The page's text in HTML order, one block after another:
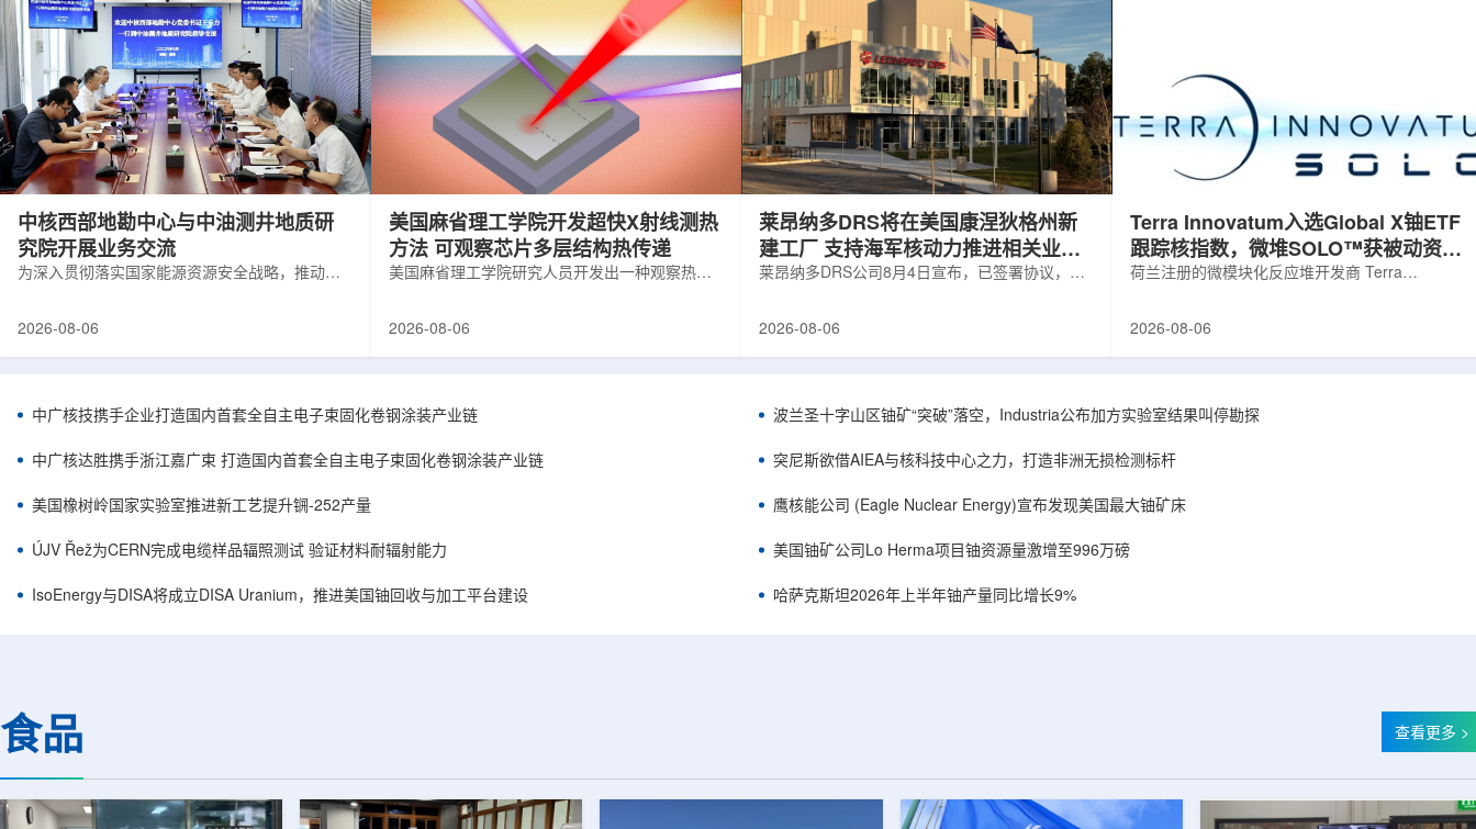
中核西部地勘中心与中油测井地质研
究院开展业务交流
为深入贯彻落实国家能源资源安全战略，推动油
地质研究院，开展专项技术交流研讨。会上，中
内油气测井成套装备、井下探测、岩石物理实
验、智能测井解释、深井探测及多源地质数据解
析等成熟技术体系，并结合实战案例分享了含油
气盆地铀矿勘查经验。王乐力介绍了西部中...
2026-08-06
美国麻省理工学院开发超快X射线测热
方法 可观察芯片多层结构热传递
美国麻省理工学院研究人员开发出一种观察热量
寸不断缩小、功率密度持续提高，器件过热正成
在面对真实电子器件的多层结构时存在局限，例
如常用的时域热反射法难以区分不同材料层中的
热传输情况，红外成像等方法也难以在微小尺度
上捕捉快速变化。为解决这一问题...
2026-08-06
莱昂纳多DRS将在美国康涅狄格州新
建工厂 支持海军核动力推进相关业务
增长
莱昂纳多DRS公司8月4日宣布，已签署协议，将
并为公司在核能领域的后续增长提供空间和基础
尔德帕克里奇路120号，占地约14.1087万平方英
尺。工厂建成后，将整合目前分布在康涅狄格州
丹伯里和贝瑟尔三个地点的业务。该设施预计于
2027年初投入使用，若最终设计和租户装修工...
2026-08-06
Terra Innovatum入选Global X铀ETF
跟踪核指数，微堆SOLO™获被动资金
曝光
荷兰注册的微模块化反应堆开发商 Terra
Arca: URA，资管超50亿美元)的跟踪基准，本次
CEO Alessandro Petruzzi 称，这使被动/主题投
资者可通过指数直接触达其 SOLO™ 微堆故事，
与 Cameco、Kazatomprom、Centrus、Oklo、
NuScale、X-energy、三菱重...
2026-08-06
中广核技携手企业打造国内首套全自主电子束固化卷钢涂装产业链
中广核达胜携手浙江嘉广束 打造国内首套全自主电子束固化卷钢涂装产业链
美国橡树岭国家实验室推进新工艺提升锎-252产量
ÚJV Řež为CERN完成电缆样品辐照测试 验证材料耐辐射能力
IsoEnergy与DISA将成立DISA Uranium，推进美国铀回收与加工平台建设
波兰圣十字山区铀矿“突破”落空，Industria公布加方实验室结果叫停勘探
突尼斯欲借AIEA与核科技中心之力，打造非洲无损检测标杆
鹰核能公司 (Eagle Nuclear Energy)宣布发现美国最大铀矿床
美国铀矿公司Lo Herma项目铀资源量激增至996万磅
哈萨克斯坦2026年上半年铀产量同比增长9%
食品 查看更多 >